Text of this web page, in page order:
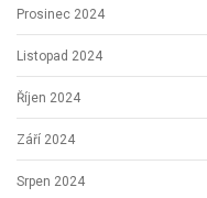
Prosinec 2024
Listopad 2024
Říjen 2024
Září 2024
Srpen 2024